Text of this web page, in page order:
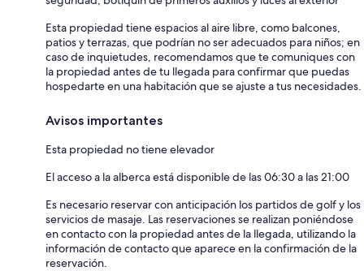
Esta propiedad tiene espacios al aire libre, como balcones,
patios y terrazas, que podrían no ser adecuados para niños; en
caso de inquietudes, recomendamos que te comuniques con
la propiedad antes de tu llegada para confirmar que puedas
hospedarte en una habitación que se ajuste a tus necesidades.
Avisos importantes
Esta propiedad no tiene elevador
El acceso a la alberca está disponible de las 06:30 a las 21:00
Es necesario reservar con anticipación los partidos de golf y los
servicios de masaje. Las reservaciones se realizan poniéndose
en contacto con la propiedad antes de la llegada, utilizando la
información de contacto que aparece en la confirmación de la
reservación.